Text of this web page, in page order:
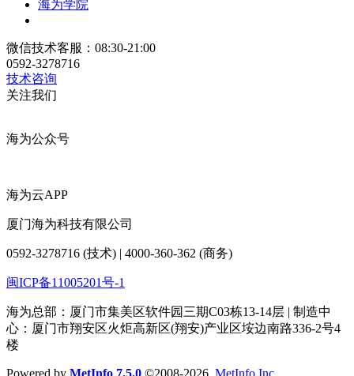
海为学院
微信技术客服：08:30-21:00
0592-3278716
技术咨询
关注我们
海为公众号
海为云APP
厦门海为科技有限公司
0592-3278716 (技术) | 4000-360-362 (商务)
闽ICP备11005201号-1
海为总部：厦门市集美区软件园三期C03栋13-14层 | 制造中
心：厦门市翔安区火炬高新区(翔安)产业区垵边南路336-2号4
楼
Powered by MetInfo 7.5.0 ©2008-2026 MetInfo Inc.